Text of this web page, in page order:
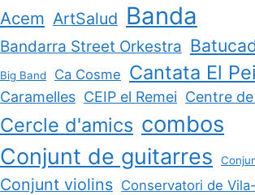
Acem ArtSalud Banda
Bandarra Street Orkestra
Big Band Ca Cosme Cantata El
Caramelles CEIP el Remei Centre
Cercle d'amics combos
Conjunt de guitarres
Conjunt violins Conservatori de